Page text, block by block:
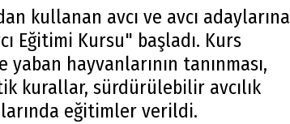
kullanan avcı ve avcı adaylarına
Eğitimi Kursu" başladı. Kurs
yaban hayvanlarının tanınması,
kurallar, sürdürülebilir avcılık
eğitimler verildi.